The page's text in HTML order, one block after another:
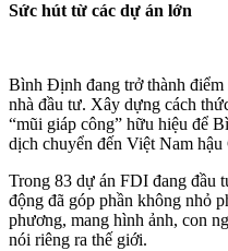
Sức hút từ các dự án lớn
Bình Định đang trở thành điểm
nhà đầu tư. Xây dựng cách
“mũi giáp công” hữu hiệu để
dịch chuyển đến Việt Nam
Trong 83 dự án FDI đang đầu
động đã góp phần không nhỏ
phương, mang hình ảnh, con
nói riêng ra thế giới.